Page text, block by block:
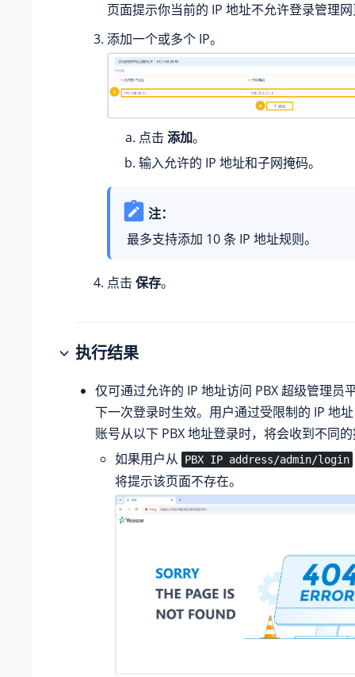
页面提示你当前的 IP 地址不允许登录管理
添加一个或多个 IP。
点击 添加。
输入允许的 IP 地址和子网掩码。
注：
最多支持添加 10 条 IP 地址规则。
点击 保存。
执行结果
仅可通过允许的 IP 地址访问 PBX 超级管理员
下一次登录时生效。用户通过受限制的 IP 地
账号从以下 PBX 地址登录时，将会收到不同
如果用户从
PBX IP address/admin/login
将提示该页面不存在。